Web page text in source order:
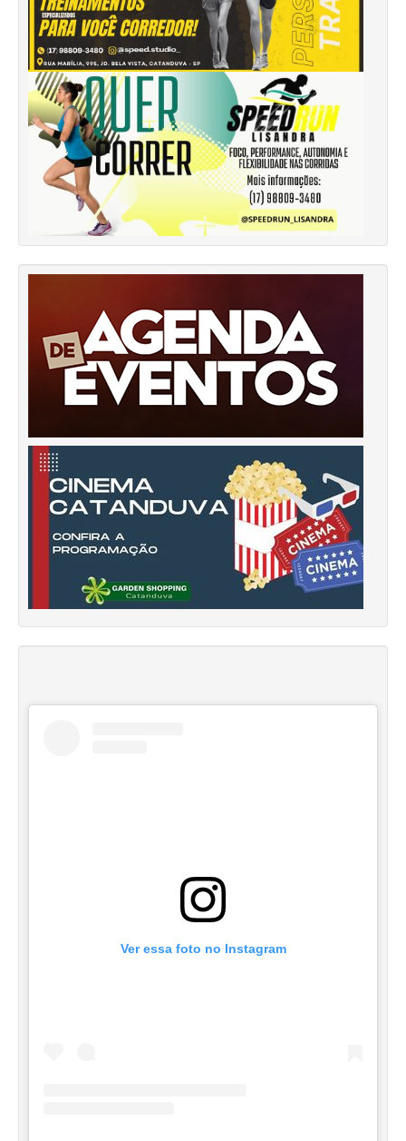
Ver essa foto no Instagram